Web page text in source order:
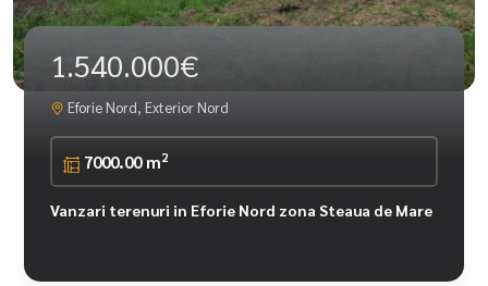
1.540.000€
Eforie Nord, Exterior Nord
7000.00 m2
Vanzari terenuri in Eforie Nord zona Steaua de Mare